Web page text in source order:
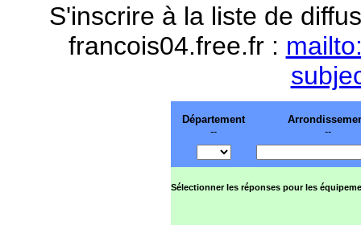
S'inscrire à la liste de
francois04.free.fr :
Département
--
--
Sélectionner les réponses pour les